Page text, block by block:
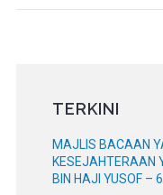
TERKINI
MAJLIS BACAAN
KESEJAHTERAAN
BIN HAJI YUSOF –